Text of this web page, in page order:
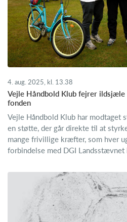
4. aug. 2025, kl. 13.38
Vejle Håndbold Klub fejrer
fonden
Vejle Håndbold Klub har modtaget
en støtte, der går direkte til at
mange frivillige kræfter, som hver
forbindelse med DGI Landsstævnet